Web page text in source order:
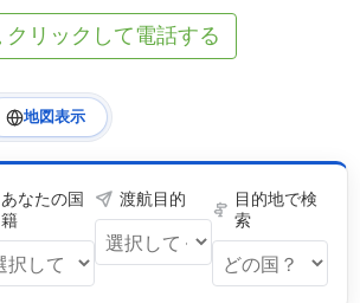
クリックして電話する
地図表示
あなたの国
籍
渡航目的
目的地で検
索